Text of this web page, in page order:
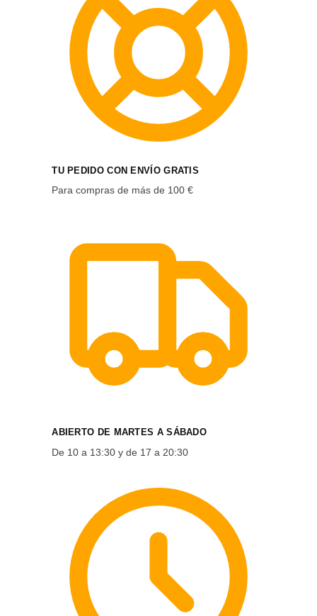
TU PEDIDO CON ENVÍO GRATIS
Para compras de más de 100 €
ABIERTO DE MARTES A SÁBADO
De 10 a 13:30 y de 17 a 20:30